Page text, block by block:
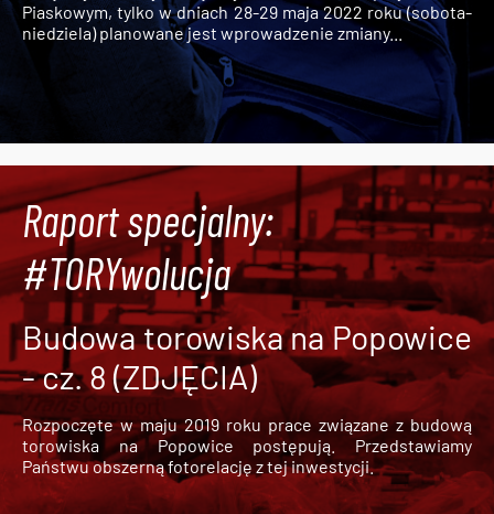
Piaskowym, tylko w dniach 28-29 maja 2022 roku (sobota-
niedziela) planowane jest wprowadzenie zmiany...
Raport specjalny:
#TORYwolucja
Budowa torowiska na Popowice
- cz. 8 (ZDJĘCIA)
Rozpoczęte w maju 2019 roku prace związane z budową
torowiska na Popowice
postępują. Przedstawiamy
Państwu obszerną fotorelację z tej inwestycji.